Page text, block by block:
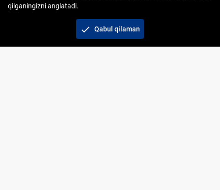
Copyright © 2017-2026. "Elektron onlayn-auksionlarni
tashkil etish" AJ. Barcha huquqlar himoyalangan
qilganingizni anglatadi.
check Qabul qilaman